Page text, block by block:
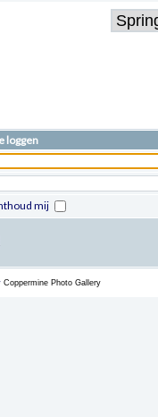
loggen
mij
Coppermine Photo Gallery